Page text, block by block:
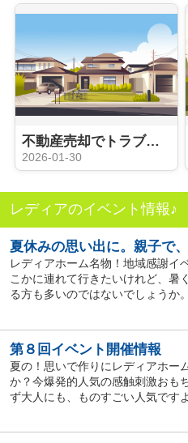
不動産売却でトラブルを防ぐには？回避方法や注意点も解説
2026-01-30
レディアのイベント情報♪
夏休みの思い出に。親子で
レディアホーム名物！地域感謝イ
こかに連れて行きたいけれど、
る方も多いのではないでしょうか
第８回イベント開催情報
夏の！思いで作りにレディアホー
か？今爆発的人気の感触刺激おも
ず大人にも、ものすごい人気です